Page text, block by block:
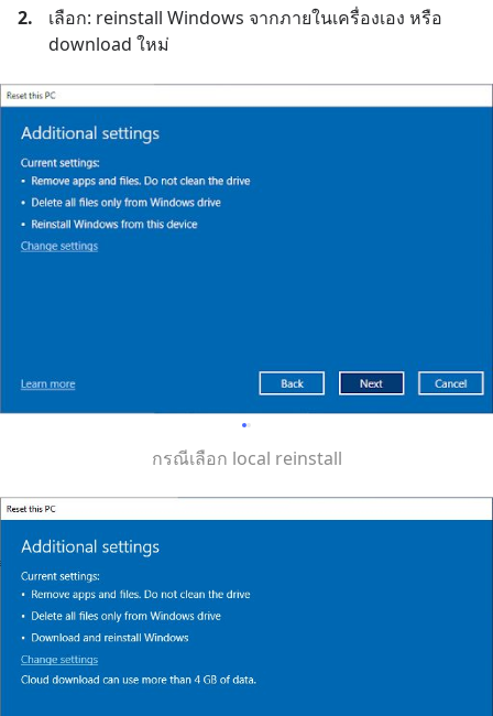
2.
เลือก: reinstall Windows จากภายในเครื่องเอง หรือ
download ใหม่
กรณีเลือก local reinstall